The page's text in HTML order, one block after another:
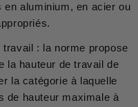
aluminium, en acier ou
: la norme propose
la hauteur de travail de
la catégorie à laquelle
de hauteur maximale à